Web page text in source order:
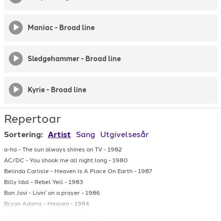
Maniac - Broad line
Sledgehammer - Broad line
Kyrie - Broad line
Repertoar
Sortering: Artist Sang Utgivelsesår
a-ha - The sun always shines on TV - 1982
AC/DC - You shook me all night long - 1980
Belinda Carlisle - Heaven Is A Place On Earth - 1987
Billy Idol - Rebel Yell - 1983
Bon Jovi - Livin' on a prayer - 1986
Bryan Adams - Heaven - 1984